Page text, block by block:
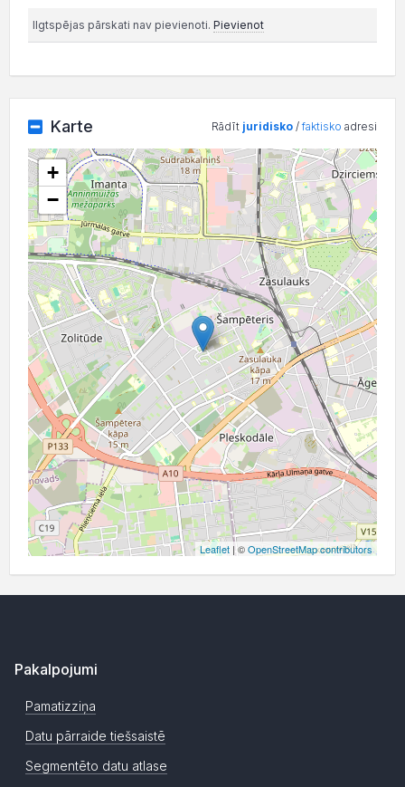
Ilgtspējas pārskati nav pievienoti. Pievienot
Karte Rādīt juridisko /faktisko adresi
+
−
Leaflet | ©OpenStreetMap contributors
Pakalpojumi
Pamatizziņa
Datu pārraide tiešsaistē
Segmentēto datu atlase